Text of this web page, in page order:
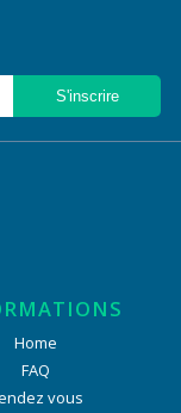
Home
FAQ
vous